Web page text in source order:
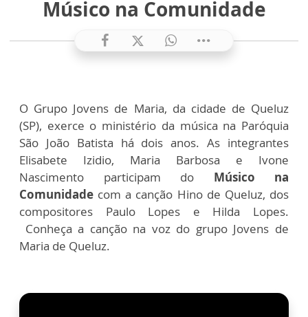
Músico na Comunidade
O Grupo Jovens de Maria, da cidade de Queluz
(SP), exerce o ministério da música na Paróquia
São João Batista há dois anos. As integrantes
Elisabete Izidio, Maria Barbosa e Ivone
Nascimento participam do Músico na
Comunidade com a canção Hino de Queluz, dos
compositores Paulo Lopes e Hilda Lopes.
Conheça a canção na voz do grupo Jovens de
Maria de Queluz.